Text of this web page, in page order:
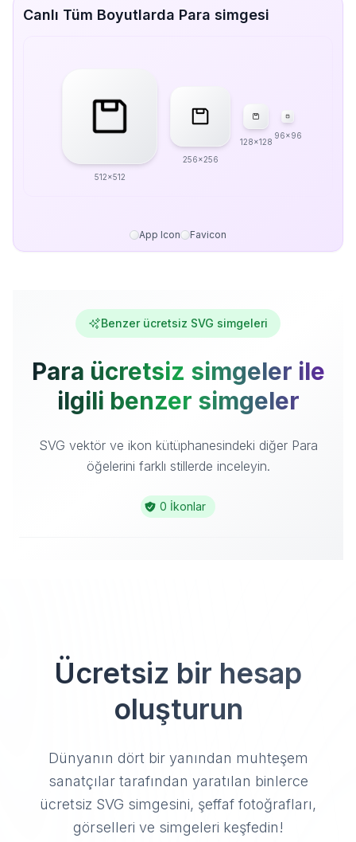
Canlı Tüm Boyutlarda Para simgesi
512x512
256x256
128x128
96x96
App Icon Favicon
Benzer ücretsiz SVG simgeleri
Para ücretsiz simgeler ile
ilgili benzer simgeler
SVG vektör ve ikon kütüphanesindeki diğer Para
öğelerini farklı stillerde inceleyin.
0 İkonlar
Ücretsiz bir hesap
oluşturun
Dünyanın dört bir yanından muhteşem
sanatçılar tarafından yaratılan binlerce
ücretsiz SVG simgesini, şeffaf fotoğrafları,
görselleri ve simgeleri keşfedin!